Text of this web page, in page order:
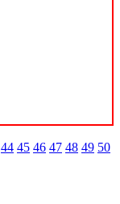
44 45 46 47 48 49 50